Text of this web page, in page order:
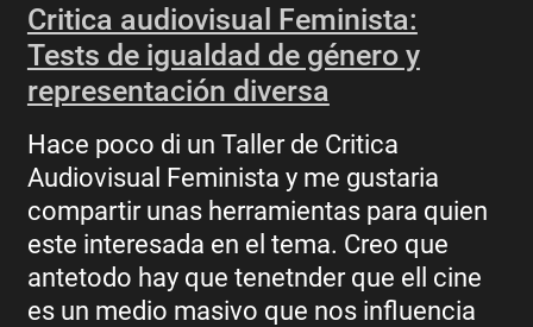
Critica audiovisual Feminista:
Tests de igualdad de género y
representación diversa
Hace poco di un Taller de Critica
Audiovisual Feminista y me gustaria
compartir unas herramientas para quien
este interesada en el tema. Creo que
antetodo hay que tenetnder que ell cine
es un medio masivo que nos influencia